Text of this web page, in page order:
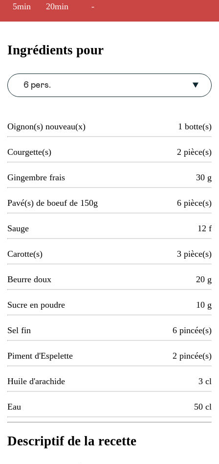
5min 20min -
Ingrédients pour
6 pers.
Oignon(s) nouveau(x) 1 botte(s)
Courgette(s) 2 pièce(s)
Gingembre frais 30 g
Pavé(s) de boeuf de 150g 6 pièce(s)
Sauge 12 f
Carotte(s) 3 pièce(s)
Beurre doux 20 g
Sucre en poudre 10 g
Sel fin 6 pincée(s)
Piment d'Espelette 2 pincée(s)
Huile d'arachide 3 cl
Eau 50 cl
Descriptif de la recette